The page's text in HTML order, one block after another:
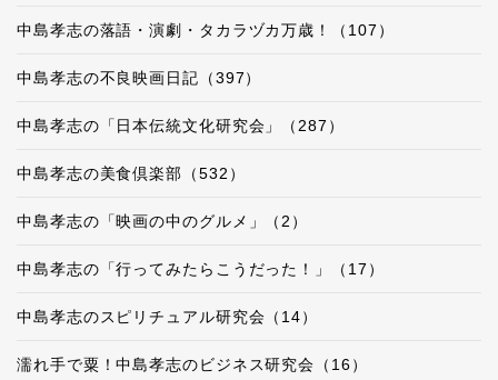
中島孝志の落語・演劇・タカラヅカ万歳！（107）
中島孝志の不良映画日記（397）
中島孝志の「日本伝統文化研究会」（287）
中島孝志の美食倶楽部（532）
中島孝志の「映画の中のグルメ」（2）
中島孝志の「行ってみたらこうだった！」（17）
中島孝志のスピリチュアル研究会（14）
濡れ手で粟！中島孝志のビジネス研究会（16）